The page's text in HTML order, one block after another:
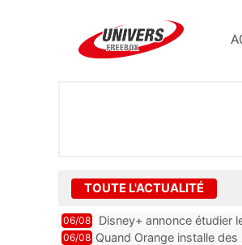
TOUTE L'ACTUALITÉ
06/08 Disney+ annonce étudier
06/08 Quand Orange installe